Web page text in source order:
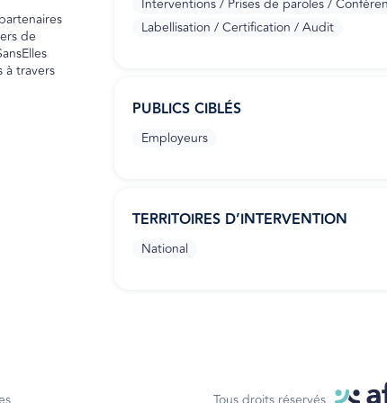
de
à travers
Interventions / Prises de paroles /
Labellisation / Certification / Audit
PUBLICS CIBLÉS
Employeurs
TERRITOIRES D’INTERVENTION
National